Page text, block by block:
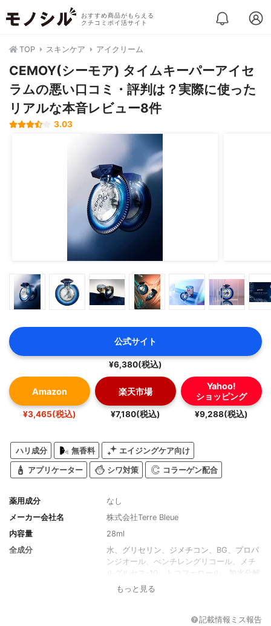
おすすめ商品がもらえる
クチコミポイ活サイト
TOP スキンケア アイクリーム
CEMOY(シーモア) タイムキーパーアイセ
ラムの悪い口コミ・評判は？実際に使った
リアルな本音レビュー8件
3.03
公式サイト
¥6,380(税込)
Amazon
¥3,465(税込)
楽天市場
¥7,180(税込)
Yahoo!
ショッピング
¥9,288(税込)
ハリ成分 無香料 エイジングケア向け
アプリケーター シワ対策 コラーゲン配合
薬用成分
なし
メーカー会社名
株式会社Terre Bleue
内容量
28ml
全成分
水、グリセリン、ジメチコン、BG、プロパ
ンジオール、ぺンチレングリコール、メチ
ルグルセス-10、トコフェロール、加水分解
エラスチン、加水分解コラーゲン、アセチ
7、エルゴチオネイン、エクトイン、カフェ
もっと見る
記載情報ミス報告